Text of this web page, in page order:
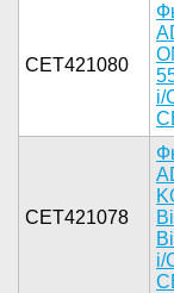
CET421080
i/
CET421078
i/